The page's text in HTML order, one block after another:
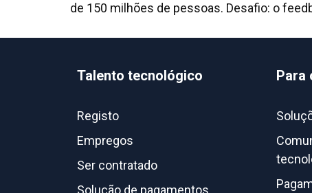
de 150 milhões de pessoas. Desafio: o
Talento tecnológico
Registo
Empregos
Ser contratado
Solução de pagamentos
Para